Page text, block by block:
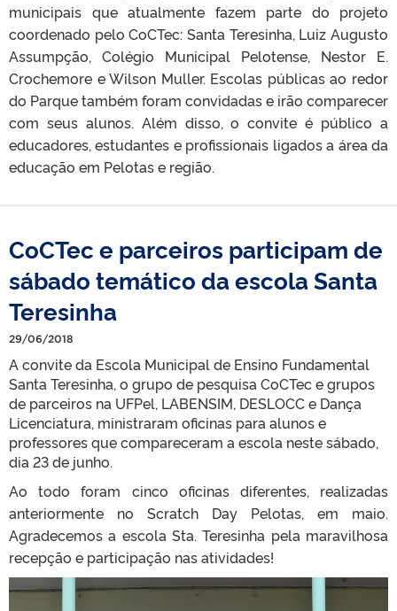
municipais que atualmente fazem parte do projeto
coordenado pelo CoCTec: Santa Teresinha, Luiz Augusto
Assumpção, Colégio Municipal Pelotense, Nestor E.
Crochemore e Wilson Muller. Escolas públicas ao redor
do Parque também foram convidadas e irão comparecer
com seus alunos. Além disso, o convite é público a
educadores, estudantes e profissionais ligados a área da
educação em Pelotas e região.
CoCTec e parceiros participam de
sábado temático da escola Santa
Teresinha
29/06/2018
A convite da Escola Municipal de Ensino Fundamental
Santa Teresinha, o grupo de pesquisa CoCTec e grupos
de parceiros na UFPel, LABENSIM, DESLOCC e Dança
Licenciatura, ministraram oficinas para alunos e
professores que compareceram a escola neste sábado,
dia 23 de junho.
Ao todo foram cinco oficinas diferentes, realizadas
anteriormente no Scratch Day Pelotas, em maio.
Agradecemos a escola Sta. Teresinha pela maravilhosa
recepção e participação nas atividades!